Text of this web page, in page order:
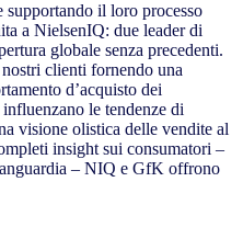
supportando il loro processo
a NielsenIQ: due leader di
globale senza precedenti.
clienti fornendo una
d’acquisto dei
le tendenze di
visione olistica delle vendite al
insight sui consumatori –
– NIQ e GfK offrono